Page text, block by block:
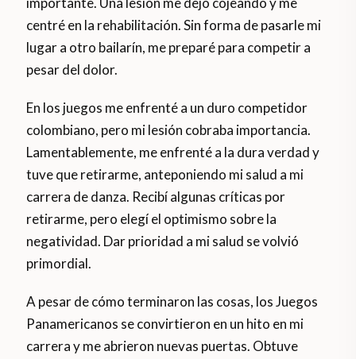
centré en la rehabilitación. Sin forma de pasarle mi
lugar a otro bailarín, me preparé para competir a
pesar del dolor.
En los juegos me enfrenté a un duro competidor
colombiano, pero mi lesión cobraba importancia.
Lamentablemente, me enfrenté a la dura verdad y
tuve que retirarme, anteponiendo mi salud a mi
carrera de danza. Recibí algunas críticas por
retirarme, pero elegí el optimismo sobre la
negatividad. Dar prioridad a mi salud se volvió
primordial.
A pesar de cómo terminaron las cosas, los Juegos
Panamericanos se convirtieron en un hito en mi
carrera y me abrieron nuevas puertas. Obtuve